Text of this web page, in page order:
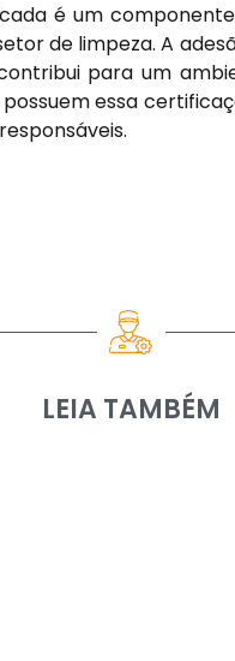
é um
de limpeza. A
para um
essa
LEIA TAMBÉM